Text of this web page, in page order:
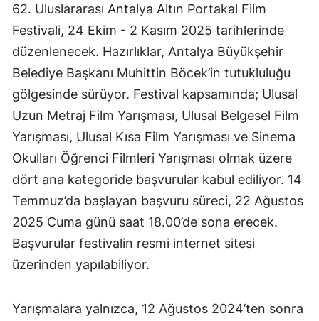
62. Uluslararası Antalya Altın Portakal Film
Festivali, 24 Ekim - 2 Kasım 2025 tarihlerinde
düzenlenecek. Hazırlıklar, Antalya Büyükşehir
Belediye Başkanı Muhittin Böcek’in tutukluluğu
gölgesinde sürüyor. Festival kapsamında; Ulusal
Uzun Metraj Film Yarışması, Ulusal Belgesel Film
Yarışması, Ulusal Kısa Film Yarışması ve Sinema
Okulları Öğrenci Filmleri Yarışması olmak üzere
dört ana kategoride başvurular kabul ediliyor. 14
Temmuz’da başlayan başvuru süreci, 22 Ağustos
2025 Cuma günü saat 18.00’de sona erecek.
Başvurular festivalin resmi internet sitesi
üzerinden yapılabiliyor.
Yarışmalara yalnızca, 12 Ağustos 2024’ten sonra